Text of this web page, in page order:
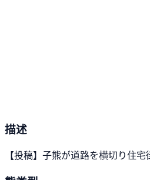
描述
【投稿】子熊が道路を横切り住